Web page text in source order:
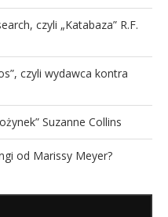
czyli „Katabaza” R.F.
czyli wydawca kontra
Suzanne Collins
od Marissy Meyer?